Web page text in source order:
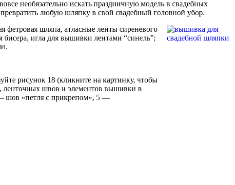
необязательно искать праздничную модель в свадебных
любую шляпку в свой свадебный головной убор.
фетровая шляпа, атласные ленты сиреневого
бисера, игла для вышивки лентами “синель”;
рисунок 18 (кликните на картинку, чтобы
ленточных швов и элементов вышивки в
шов «петля с прикрепом», 5 —